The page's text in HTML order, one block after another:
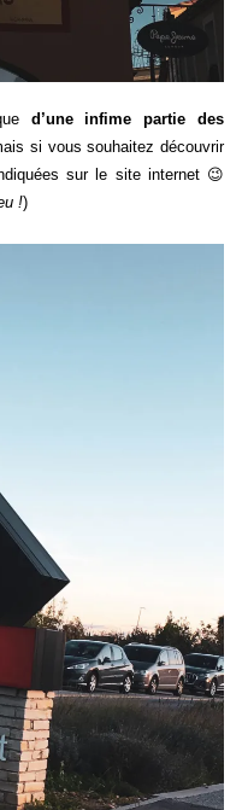
d’une infime partie des
si vous souhaitez découvrir
sur le site internet 😉
!)